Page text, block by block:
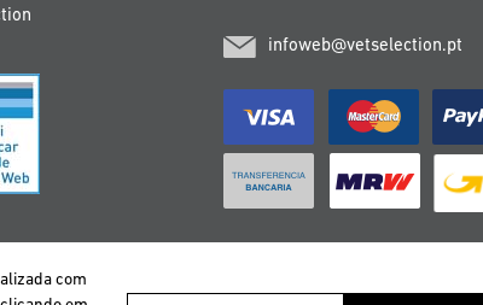
de
infoweb@vetselection.pt
ITALIA NEDERLAND ÖSTERREICH PORTUGAL
com